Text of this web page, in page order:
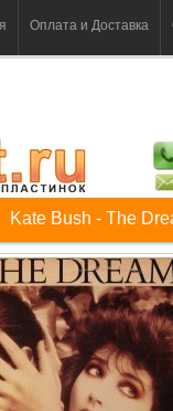
Оплата и Доставка
Kate Bush - The